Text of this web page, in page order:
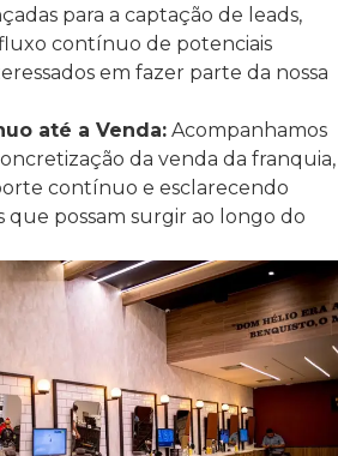
para a captação de leads,
contínuo de potenciais
em fazer parte da nossa
até a Venda: Acompanhamos
da venda da franquia,
contínuo e esclarecendo
que possam surgir ao longo do